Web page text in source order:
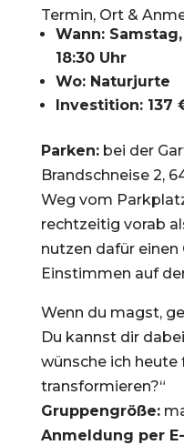
Termin, Ort &
Wann:
18:30 Uhr
Wo: Naturjurte
Investition: 137
Parken:bei der
Brandschneise 2,
Weg vom
rechtzeitig vorab
nutzen dafür einen
Einstimmen auf
Wenn du magst,
Du kannst dir
wünsche ich heute
transformieren?“
Gruppengröße:
Anmeldung per